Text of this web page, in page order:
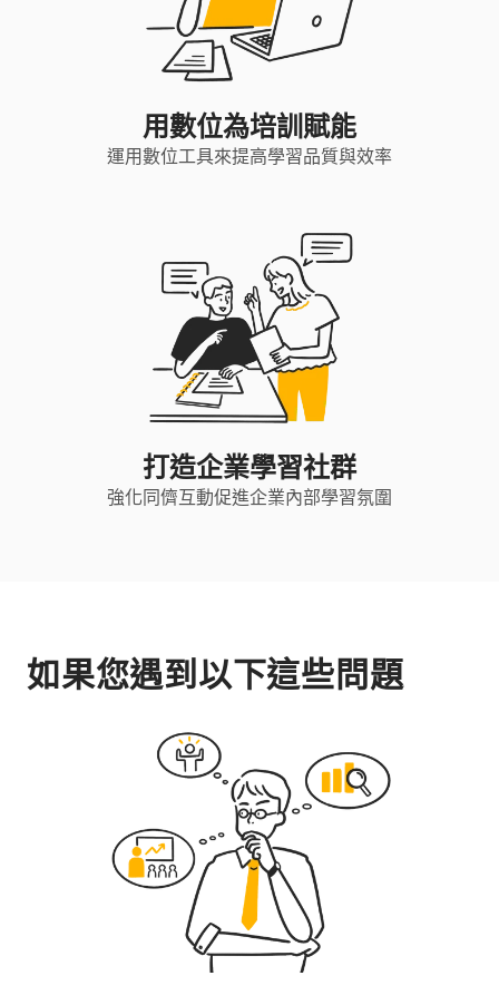
用數位為培訓賦能
運用數位工具來提高學習品質與效率
打造企業學習社群
強化同儕互動促進企業內部學習氛圍
如果您遇到以下這些問題